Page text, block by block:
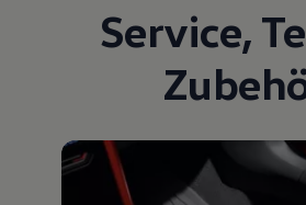
Service,